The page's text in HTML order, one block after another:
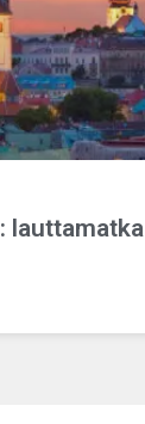
lauttamatka